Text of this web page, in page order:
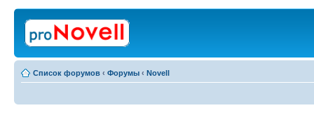
Список форумов ‹ Форумы ‹ Novell